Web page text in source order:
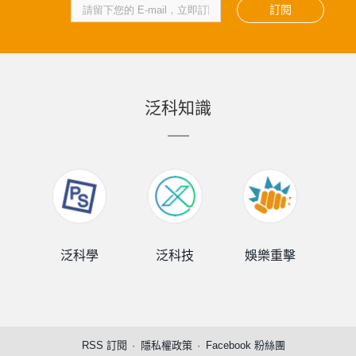
訂閱
泛科知識
泛科學 泛科技 娛樂重擊
RSS 訂閱 隱私權政策 Facebook 粉絲團